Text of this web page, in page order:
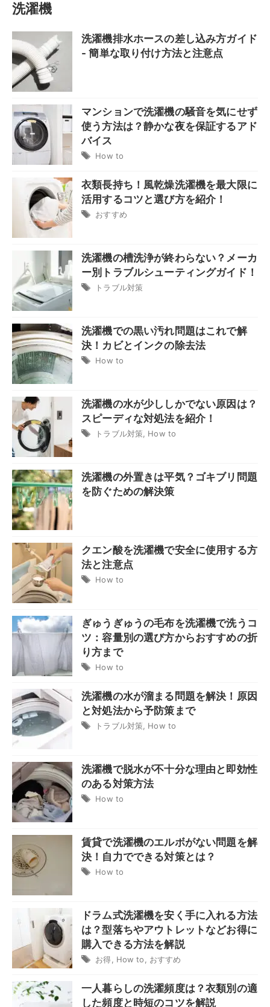
洗濯機
洗濯機排水ホースの差し込み方ガイド
- 簡単な取り付け方法と注意点
マンションで洗濯機の騒音を気にせず
使う方法は？静かな夜を保証するアド
バイス
How to
衣類長持ち！風乾燥洗濯機を最大限に
活用するコツと選び方を紹介！
おすすめ
洗濯機の槽洗浄が終わらない？メーカ
ー別トラブルシューティングガイド！
トラブル対策
洗濯機での黒い汚れ問題はこれで解
決！カビとインクの除去法
How to
洗濯機の水が少ししかでない原因は？
スピーディな対処法を紹介！
トラブル対策 How to
洗濯機の外置きは平気？ゴキブリ問題
を防ぐための解決策
クエン酸を洗濯機で安全に使用する方
法と注意点
How to
ぎゅうぎゅうの毛布を洗濯機で洗うコ
ツ：容量別の選び方からおすすめの折
り方まで
How to
洗濯機の水が溜まる問題を解決！原因
と対処法から予防策まで
トラブル対策 How to
洗濯機で脱水が不十分な理由と即効性
のある対策方法
How to
賃貸で洗濯機のエルボがない問題を解
決！自力でできる対策とは？
How to
ドラム式洗濯機を安く手に入れる方法
は？型落ちやアウトレットなどお得に
購入できる方法を解説
お得 How to おすすめ
一人暮らしの洗濯頻度は？衣類別の適
した頻度と時短のコツを解説